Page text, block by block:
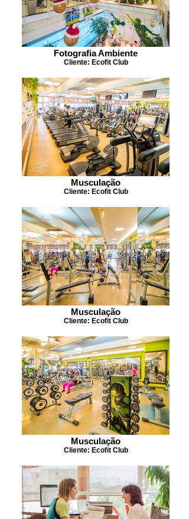
Fotografia Ambiente
Cliente: Ecofit Club
Musculação
Cliente: Ecofit Club
Musculação
Cliente: Ecofit Club
Musculação
Cliente: Ecofit Club